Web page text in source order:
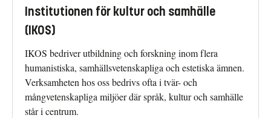
Institutionen för kultur och samhälle
(IKOS)
IKOS bedriver utbildning och forskning inom flera
humanistiska, samhällsvetenskapliga och estetiska ämnen.
Verksamheten hos oss bedrivs ofta i tvär- och
mångvetenskapliga miljöer där språk, kultur och samhälle
står i centrum.